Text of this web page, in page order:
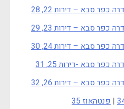
כפר סבא – דירות 22, 28
כפר סבא – דירות 23, 29
כפר סבא – דירות 24, 30
כפר סבא -דירות 25, 31
כפר סבא – דירות 26, 32
| פנטהאוז 35